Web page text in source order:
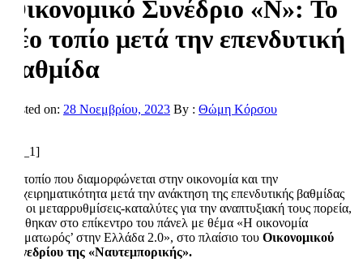
Οικονομικό Συνέδριο «Ν»: Το
νέο τοπίο μετά την επενδυτική
βαθμίδα
Posted on: 28 Νοεμβρίου, 2023 By : Θώμη Κόρσου
[ad_1]
Το τοπίο που διαμορφώνεται στην οικονομία και την
επιχειρηματικότητα μετά την ανάκτηση της επενδυτικής βαθμίδας
και οι μεταρρυθμίσεις-καταλύτες για την αναπτυξιακή τους πορεία,
βρέθηκαν στο επίκεντρο του πάνελ με θέμα «Η οικονομία
‘σηματωρός’ στην Ελλάδα 2.0», στο πλαίσιο του Οικονομικού
Συνεδρίου της «Ναυτεμπορικής».